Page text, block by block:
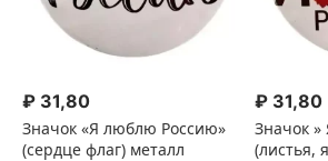
₽ 31,80
Значок «Я люблю Россию»
(сердце флаг) металл
₽ 31,80
Значок
(листья,